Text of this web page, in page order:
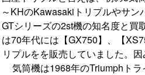
～KHのKawasakiトリプルやサン
GTシリーズの2st機の知名度と買
は70年代には【GX750】、【
リプルをを販売していました。
気筒機は1968年のTriumphトラ